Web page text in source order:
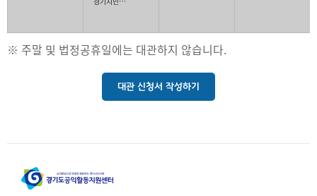
※ 주말 및 법정공휴일에는 대관하지 않습니다.
대관 신청서 작성하기